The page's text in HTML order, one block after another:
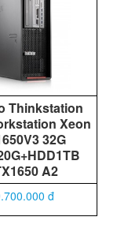
Thinkstation
Xeon
32G
A2
đ